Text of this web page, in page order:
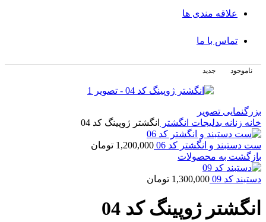
علاقه مندی ها
تماس با ما
ناموجود جدید
بزرگنمایی تصویر
خانه زنانه بدلیجات انگشتر انگشتر ژوپینگ کد 04
ست دستبند و انگشتر کد 06 1,200,000 تومان
بازگشت به محصولات
دستبند کد 09 1,300,000 تومان
انگشتر ژوپینگ کد 04